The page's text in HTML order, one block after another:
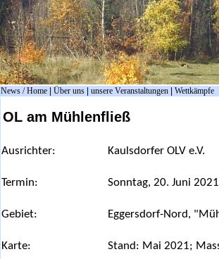
News / Home Über uns unsere Veranstaltungen
Wettkämpfe
OL am Mühlenfließ
Ausrichter: Kaulsdorfer OLV e.V.
Termin: Sonntag, 20. Juni
Gebiet: Eggersdorf-Nord,
Karte: Stand: Mai 2021;